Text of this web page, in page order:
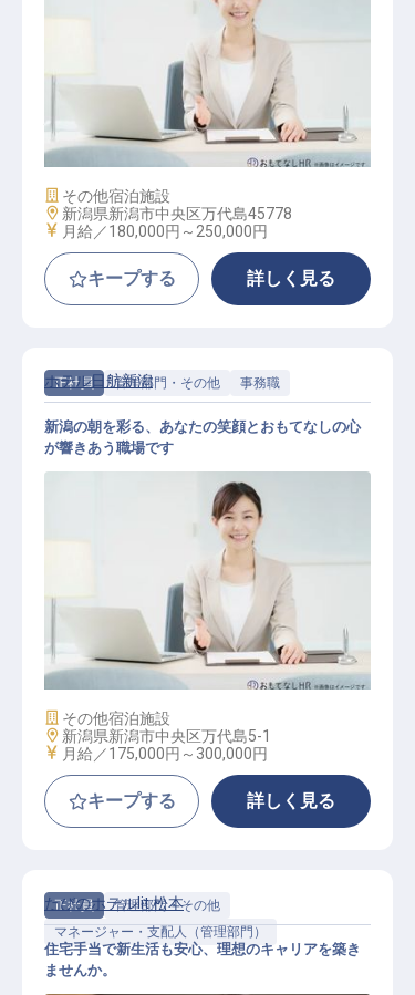
総務業務/正社員求人
施設業態
その他宿泊施設
勤務地
新潟県新潟市中央区万代島45778
給与
月給／180,000円～ 250,000円
キープする 詳しく見る
正社員 管理部門・その他 事務職
事務スタッフ
ホテル日航新潟
新潟の朝を彩る、あなたの笑顔とおもてなしの心
が響きあう職場です
施設業態
その他宿泊施設
勤務地
新潟県新潟市中央区万代島5-1
給与
月給／175,000円～ 300,000円
キープする 詳しく見る
正社員
管理部門・その他
マネージャー・支配人（管理部門）
たびのホテルlit 松本
住宅手当で新生活も安心、理想のキャリアを築き
ませんか。